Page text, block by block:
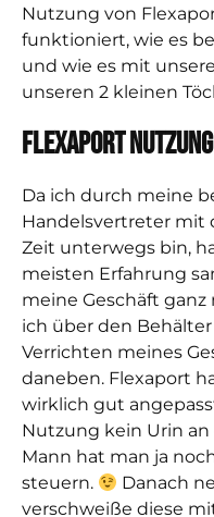
Nutzung von
funktioniert, wie es
und wie es mit
unseren 2 kleinen
Flexaport
Da ich durch meine
Handelsvertreter mit
Zeit unterwegs bin,
meisten Erfahrung
meine Geschäft
ich über den
Verrichten meines
daneben. Flexaport
wirklich gut
Nutzung kein Urin
Mann hat man ja
steuern.
Danach
verschweiße diese